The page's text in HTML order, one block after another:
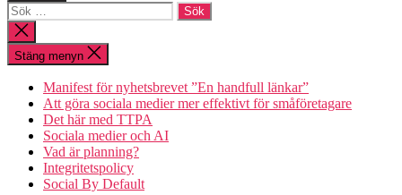
Sök
efter:
Stäng
sökningen
Stäng menyn
Manifest för nyhetsbrevet ”En handfull länkar”
Att göra sociala medier mer effektivt för småföretagare
Det här med TTPA
Sociala medier och AI
Vad är planning?
Integritetspolicy
Social By Default